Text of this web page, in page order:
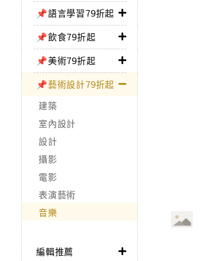
📌語言學習79折起
📌飲食79折起
📌美術79折起
📌藝術設計79折起
建築
室內設計
設計
攝影
電影
表演藝術
音樂
編輯推薦